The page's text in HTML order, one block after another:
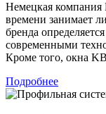
Немецкая
времени занимает
бренда
современными
Кроме того, окна
Подробнее